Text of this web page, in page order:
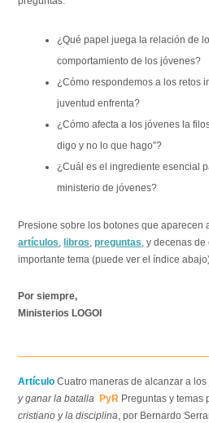
¿Qué papel juega la relación de
comportamiento de los jóvenes?
¿Cómo respondemos a los retos
juventud enfrenta?
¿Cómo afecta a los jóvenes la
digo y no lo que hago”?
¿Cuál es el ingrediente esencial
ministerio de jóvenes?
Presione sobre los botones que aparecen
artículos, libros,preguntas, y decenas
importante tema (puede ver el índice
Por siempre,
Ministerios LOGOI
Artículo Cuatro maneras de alcanzar a
y ganar la batalla PyR Preguntas y temas
cristiano y la disciplina, por Bernardo